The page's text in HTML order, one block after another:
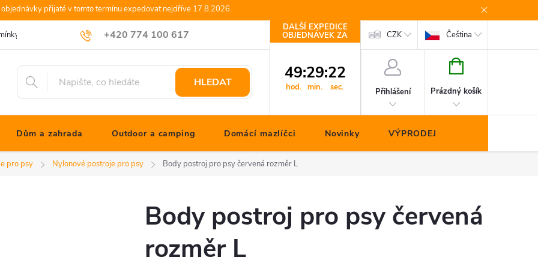
přijaté v tomto termínu expedovat nejdříve 17.8.2026.
+420 774 100 617
info@jonathanshop.cz
Podmínky ochrany osobních údajů Blog JONATHANshop.cz Kontakty CZK Čeština
HLEDAT
DALŠÍ EXPEDICE
OBJEDNÁVEK ZA
49
hod.
:29
min.
:21
sec. Přihlášení
NÁKUPNÍ
Prázdný košík
Dům a zahrada Outdoor a camping Domácí mazlíčci Novinky VÝPRODEJ
pro psy Nylonové postroje pro psy Body postroj pro psy červená rozměr L
Body postroj pro psy červená
rozměr L